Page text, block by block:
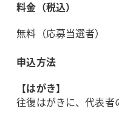
料金（税込）
無料（応募当選者）
申込方法
【はがき】
往復はがきに、代表者